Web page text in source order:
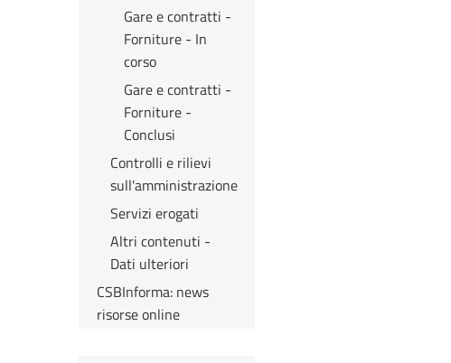
Gare e contratti -
Forniture - In
corso
Gare e contratti -
Forniture -
Conclusi
Controlli e rilievi
sull'amministrazione
Servizi erogati
Altri contenuti -
Dati ulteriori
CSBInforma: news
risorse online